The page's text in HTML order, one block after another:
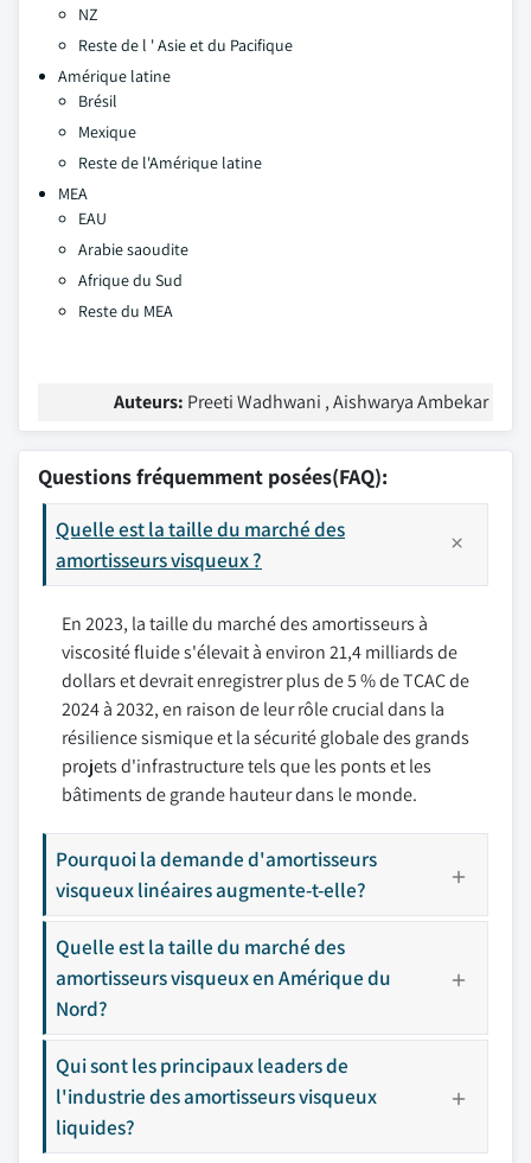
NZ
Reste de l ' Asie et du Pacifique
Amérique latine
Brésil
Mexique
Reste de l'Amérique latine
MEA
EAU
Arabie saoudite
Afrique du Sud
Reste du MEA
Auteurs: Preeti Wadhwani , Aishwarya Ambekar
Questions fréquemment posées(FAQ):
Quelle est la taille du marché des
amortisseurs visqueux ?
En 2023, la taille du marché des amortisseurs à
viscosité fluide s'élevait à environ 21,4 milliards de
dollars et devrait enregistrer plus de 5 % de TCAC de
2024 à 2032, en raison de leur rôle crucial dans la
résilience sismique et la sécurité globale des grands
projets d'infrastructure tels que les ponts et les
bâtiments de grande hauteur dans le monde.
Pourquoi la demande d'amortisseurs
visqueux linéaires augmente-t-elle?
Quelle est la taille du marché des
amortisseurs visqueux en Amérique du
Nord?
Qui sont les principaux leaders de
l'industrie des amortisseurs visqueux
liquides?